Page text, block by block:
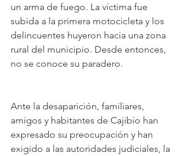
un arma de fuego. La víctima fue
subida a la primera motocicleta y los
delincuentes huyeron hacia una zona
rural del municipio. Desde entonces,
no se conoce su paradero.
Ante la desaparición, familiares,
amigos y habitantes de Cajibío han
expresado su preocupación y han
exigido a las autoridades judiciales, la